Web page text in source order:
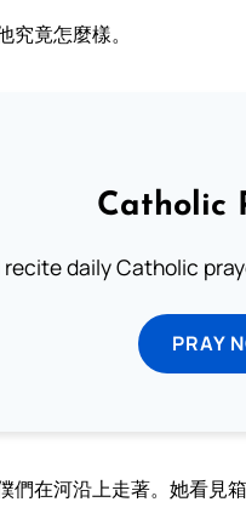
竟怎麼樣。
Catholic
recite daily Catholic
PRAY
在河沿上走著。她看見